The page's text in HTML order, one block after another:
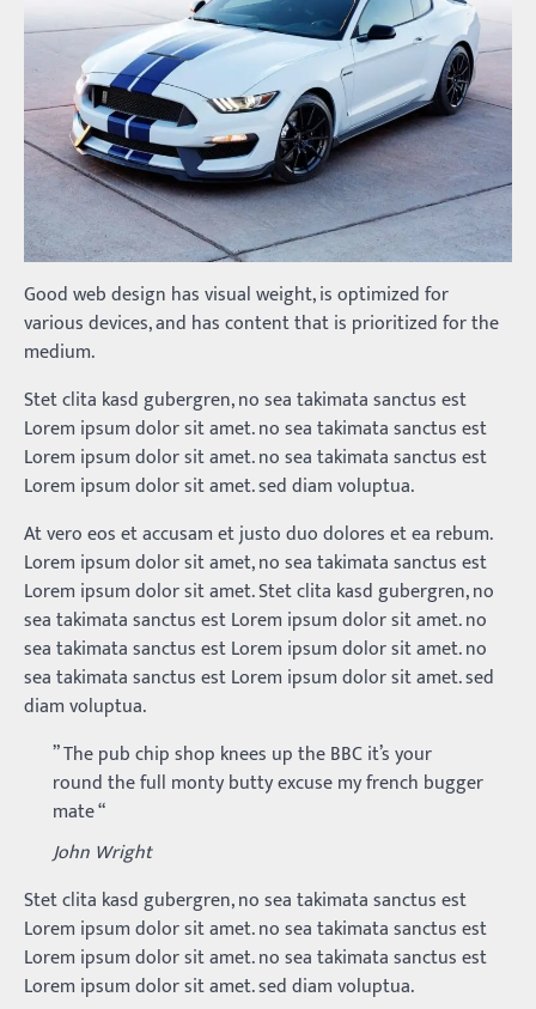
Good web design has visual weight, is optimized for
various devices, and has content that is prioritized for the
medium.
Stet clita kasd gubergren, no sea takimata sanctus est
Lorem ipsum dolor sit amet. no sea takimata sanctus est
Lorem ipsum dolor sit amet. no sea takimata sanctus est
Lorem ipsum dolor sit amet. sed diam voluptua.
At vero eos et accusam et justo duo dolores et ea rebum.
Lorem ipsum dolor sit amet, no sea takimata sanctus est
Lorem ipsum dolor sit amet. Stet clita kasd gubergren, no
sea takimata sanctus est Lorem ipsum dolor sit amet. no
sea takimata sanctus est Lorem ipsum dolor sit amet. no
sea takimata sanctus est Lorem ipsum dolor sit amet. sed
diam voluptua.
” The pub chip shop knees up the BBC it’s your
round the full monty butty excuse my french bugger
mate “
John Wright
Stet clita kasd gubergren, no sea takimata sanctus est
Lorem ipsum dolor sit amet. no sea takimata sanctus est
Lorem ipsum dolor sit amet. no sea takimata sanctus est
Lorem ipsum dolor sit amet. sed diam voluptua.